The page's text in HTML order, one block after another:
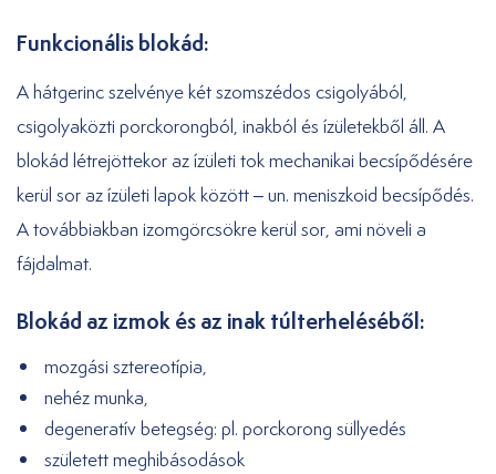
Funkcionális blokád:
A hátgerinc szelvénye két szomszédos csigolyából,
csigolyaközti porckorongból, inakból és ízületekből áll. A
blokád létrejöttekor az ízületi tok mechanikai becsípődésére
kerül sor az ízületi lapok között – un. meniszkoid becsípődés.
A továbbiakban izomgörcsökre kerül sor, ami növeli a
fájdalmat.
Blokád az izmok és az inak túlterheléséből:
mozgási sztereotípia,
nehéz munka,
degeneratív betegség: pl. porckorong süllyedés
született meghibásodások